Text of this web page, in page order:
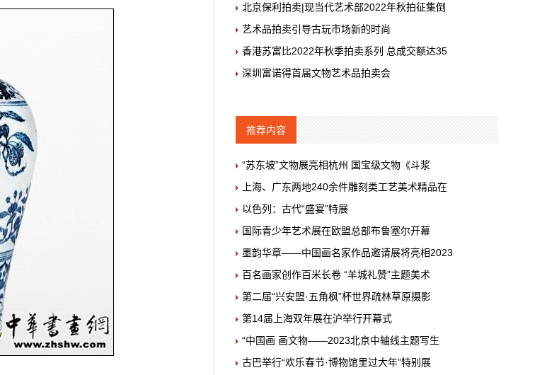
北京保利拍卖|现当代艺术部2022年秋拍征集倒
艺术品拍卖引导古玩市场新的时尚
香港苏富比2022年秋季拍卖系列 总成交额达35
深圳富诺得首届文物艺术品拍卖会
推荐内容
“苏东坡”文物展亮相杭州 国宝级文物《斗浆
上海、广东两地240余件雕刻类工艺美术精品在
以色列：古代“盛宴”特展
国际青少年艺术展在欧盟总部布鲁塞尔开幕
墨韵华章——中国画名家作品邀请展将亮相2023
百名画家创作百米长卷 “羊城礼赞”主题美术
第二届“兴安盟·五角枫”杯世界疏林草原摄影
第14届上海双年展在沪举行开幕式
“中国画 画文物——2023北京中轴线主题写生
古巴举行“欢乐春节·博物馆里过大年”特别展